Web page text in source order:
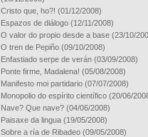
Cristo que, ho?! (01/12/2008)
Espazos de diálogo (12/11/2008)
O valor do propio desde a base (23/10/
O tren de Pepiño (09/10/2008)
Enfastiado serpe de verán (03/09/2008)
Ponte firme, Madalena! (05/08/2008)
Manifesto moi partidario (07/07/2008)
Monopolio do espírito científico (20/06/
Nave? Que nave? (04/06/2008)
Paisaxe da lingua (19/05/2008)
Sobre a ría de Ribadeo (09/05/2008)